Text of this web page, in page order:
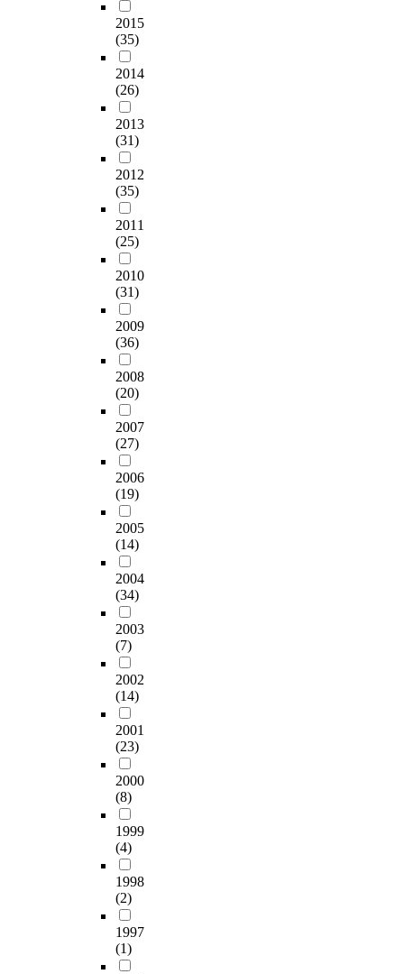
2015
(35)
2014
(26)
2013
(31)
2012
(35)
2011
(25)
2010
(31)
2009
(36)
2008
(20)
2007
(27)
2006
(19)
2005
(14)
2004
(34)
2003
(7)
2002
(14)
2001
(23)
2000
(8)
1999
(4)
1998
(2)
1997
(1)